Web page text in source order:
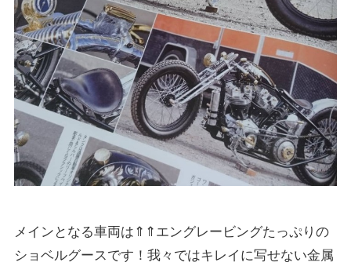
メインとなる車両は⇑⇑エングレービングたっぷりの
ショベルグースです！我々ではキレイに写せない金属